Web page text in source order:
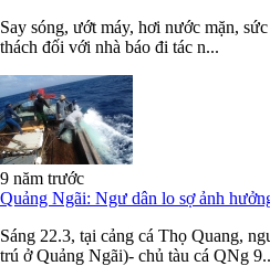
Say sóng, ướt máy, hơi nước mặn,
thách đối với nhà báo đi tác n...
9 năm trước
Quảng Ngãi: Ngư dân lo sợ ảnh
Sáng 22.3, tại cảng cá Thọ Quang,
trú ở Quảng Ngãi)- chủ tàu cá QNg